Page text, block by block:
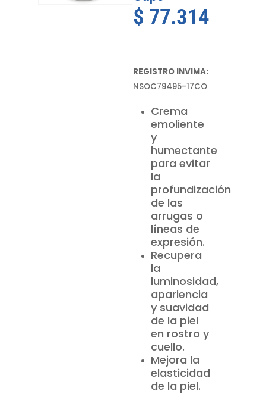
$ 77.314
REGISTRO INVIMA:
NSOC79495-17CO
Crema
emoliente
y
humectante
para evitar
la
profundización
de las
arrugas o
líneas de
expresión.
Recupera
la
luminosidad,
apariencia
y suavidad
de la piel
en rostro y
cuello.
Mejora la
elasticidad
de la piel.